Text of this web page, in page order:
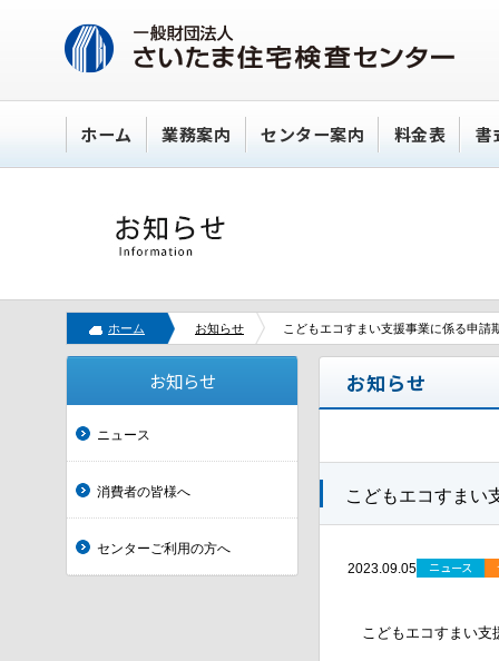
ホーム 業務案内 センター案内 料金表 書
ホーム お知らせ こどもエコすまい支援事業に係る申請
お知らせ
ニュース
消費者の皆様へ
センターご利用の方へ
お知らせ
こどもエコすまい
2023.09.05 ニュース
こどもエコすまい支